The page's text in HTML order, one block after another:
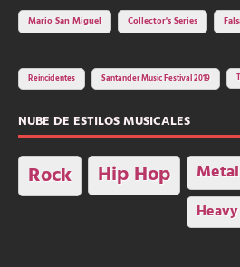
Mario San Miguel
Collector's Series
Reincidentes Santander Music Festival 2019
NUBE DE ESTILOS MUSICALES
Rock Hip Hop Metal